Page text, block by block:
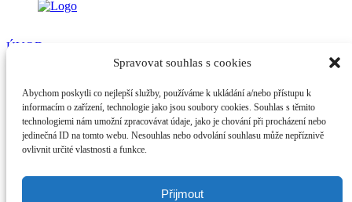
Spravovat souhlas s cookies
Abychom poskytli co nejlepší služby, používáme k ukládání a/nebo přístupu k
informacím o zařízení, technologie jako jsou soubory cookies. Souhlas s těmito
technologiemi nám umožní zpracovávat údaje, jako je chování při procházení nebo
jedinečná ID na tomto webu. Nesouhlas nebo odvolání souhlasu může nepříznivě
ovlivnit určité vlastnosti a funkce.
Přijmout
ÚVOD
SERVIS
PRENÁJOM
FINANCOVANIE
REFERENCIE
KONTAKT
+421 949 181 351